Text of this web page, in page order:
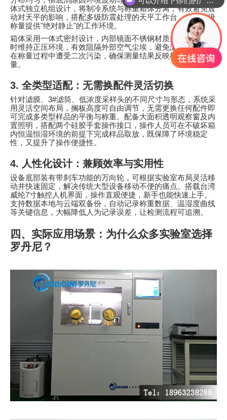
体式独立机组设计，将制冷系统与称重箱体分离，有效避免震
动对天平的影响，搭配多级防震处理的天平工作台，为微克级
称量提供"绝对静止"的工作环境。
箱体采用一体式密封设计，内部镜面不锈钢材质光滑易洁，同
时维持正压环境，有效阻隔外部空气尘埃，避免滤膜、3#滤筒
在称量过程中遭受二次污染，确保测量结果反映样品真实质
量。
3. 全类型适配：无需换配件灵活切换
针对滤膜、 3#滤筒、低浓度采样头的不同尺寸与形态，系统采
用灵活空间布局，搁板高度可自由调节，无需更换任何配件即
可完成多类型样品的平衡与称重。配备大面积透明观察窗及内
置照明，搭配两个硅胶手套操作接口，操作人员可在不破坏箱
内恒温恒湿环境的前提下完成样品取放，既保障了环境稳定
性，又提升了操作便捷性。
4. 人性化设计：兼顾效率与实用性
设备底部装有带刹车功能的万向轮，可根据实验室布局灵活移
动并快速固定，解决传统大型设备移动不便的痛点。搭载台湾
威纶7寸触控人机界面，操作直观便捷，新手也能快速上手。
支持数据本地与云端双备份，自动记录称重数据、温湿度曲线
等关键信息，大幅降低人为记录误差，让检测流程可追溯。
四、实际应用场景：为什么众多实验室选择
罗丹尼？
你们是怎么收费的呢